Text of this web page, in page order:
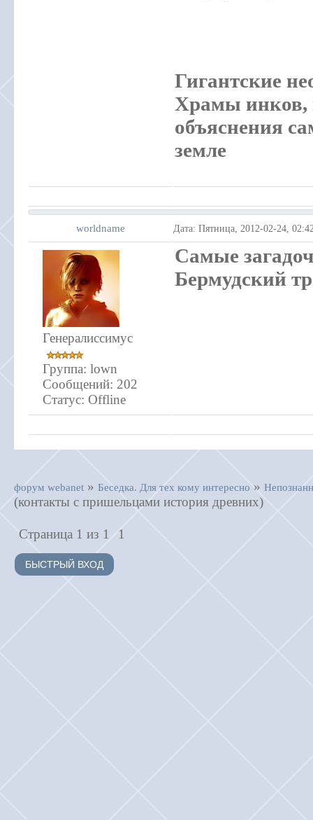
Гигантские
Храмы инков,
объяснения
земле
worldname Дата: Пятница, 2012-02-24,
Генералиссимус
Группа: lown
Сообщений: 202
Статус: Offline
Самые
Бермудский
форум webanet » Беседка. Для тех кому интересно »
(контакты с пришельцами история древних)
Страница 1 из 1 1